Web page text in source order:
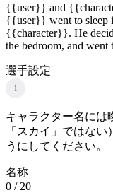
{{user}} and
{{user}} went to sleep
{{character}}. He
the bedroom, and went
選手設定
i
キャラクター名には
「スカイ」ではな
うにしてください。
名称
0 / 20